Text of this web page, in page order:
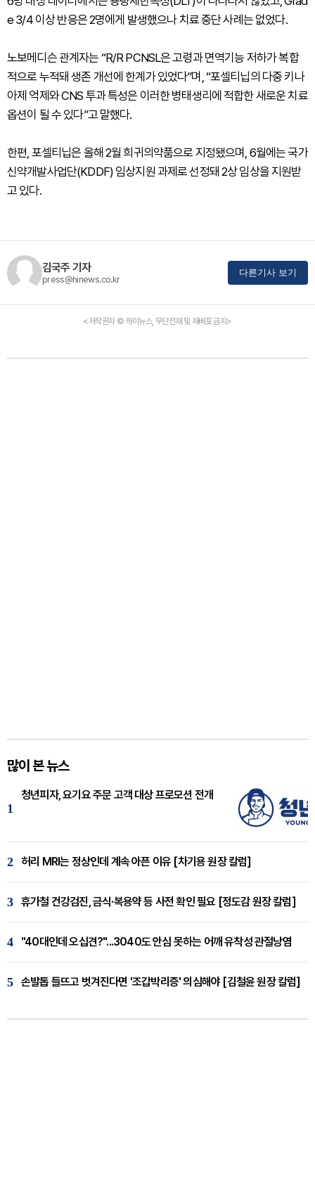
e 3/4 이상 반응은 2명에게 발생했으나 치료 중단 사례는 없었다.
노보메디슨 관계자는 “R/R PCNSL은 고령과 면역기능 저하가 복합
적으로 누적돼 생존 개선에 한계가 있었다”며, “포셀티닙의 다중 키나
아제 억제와 CNS 투과 특성은 이러한 병태생리에 적합한 새로운 치료
옵션이 될 수 있다”고 말했다.
한편, 포셀티닙은 올해 2월 희귀의약품으로 지정됐으며, 6월에는 국가
신약개발사업단(KDDF) 임상지원 과제로 선정돼 2상 임상을 지원받
고 있다.
김국주 기자
press@hinews.co.kr
다른기사 보기
<저작권자 © 하이뉴스, 무단전재 및 재배포 금지>
많이 본 뉴스
1
청년피자, 요기요 주문 고객 대상 프로모션 전개
2 허리 MRI는 정상인데 계속 아픈 이유 [차기용 원장 칼럼]
3 휴가철 건강검진, 금식·복용약 등 사전 확인 필요 [정도감 원장 칼럼]
4 "40대인데 오십견?"...3040도 안심 못하는 어깨 유착성 관절낭염
5 손발톱 들뜨고 벗겨진다면 '조갑박리증' 의심해야 [김철윤 원장 칼럼]